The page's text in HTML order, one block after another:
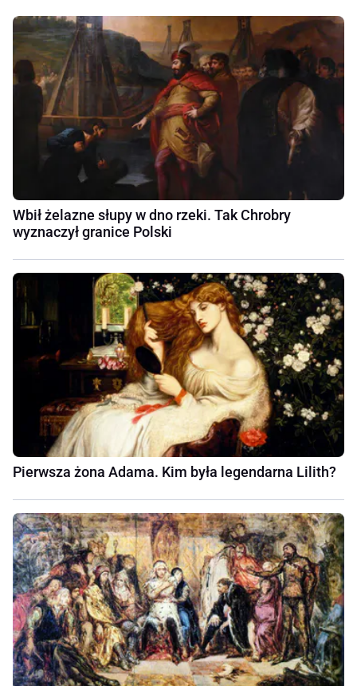
Wbił żelazne słupy w dno rzeki. Tak Chrobry
wyznaczył granice Polski
Pierwsza żona Adama. Kim była legendarna Lilith?